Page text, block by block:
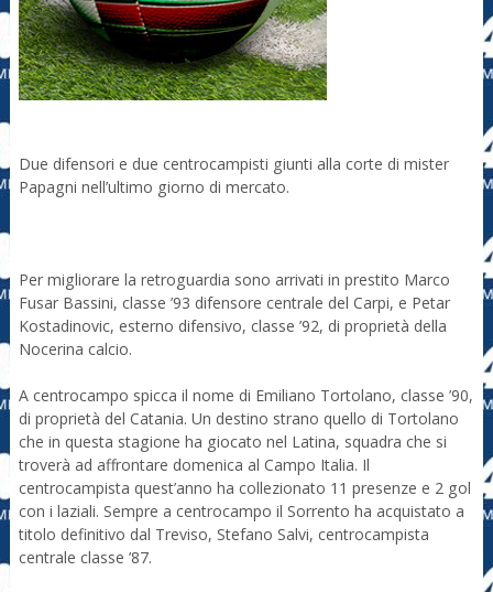
Due difensori e due centrocampisti giunti alla corte di mister
Papagni nell’ultimo giorno di mercato.
Per migliorare la retroguardia sono arrivati in prestito Marco
Fusar Bassini, classe ’93 difensore centrale del Carpi, e Petar
Kostadinovic, esterno difensivo, classe ’92, di proprietà della
Nocerina calcio.
A centrocampo spicca il nome di Emiliano Tortolano, classe ’90,
di proprietà del Catania. Un destino strano quello di Tortolano
che in questa stagione ha giocato nel Latina, squadra che si
troverà ad affrontare domenica al Campo Italia. Il
centrocampista quest’anno ha collezionato 11 presenze e 2 gol
con i laziali. Sempre a centrocampo il Sorrento ha acquistato a
titolo definitivo dal Treviso, Stefano Salvi, centrocampista
centrale classe ’87.